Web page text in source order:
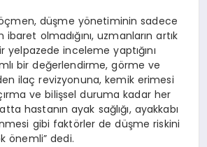
düşme yönetiminin sadece
olmadığını, uzmanların artık
yelpazede inceleme yaptığını
bir değerlendirme, görmeve
ilaç revizyonuna, kemik erimesi
ve bilişsel duruma kadar her
hastanın ayak sağlığı, ayakkabı
gibi faktörler de düşme riskini
önemli” dedi.